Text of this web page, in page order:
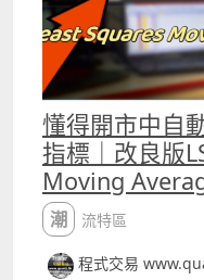
懂得開市中自
指標｜改良版
Moving
潮流特區
程式交易